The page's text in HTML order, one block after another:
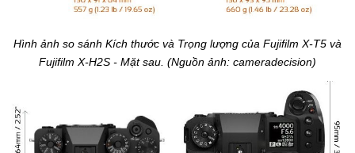
Hình ảnh so sánh Kích thước và Trọng lượng của Fujifilm X-T5 và
Fujifilm X-H2S - Mặt sau. (Nguồn ảnh: cameradecision)